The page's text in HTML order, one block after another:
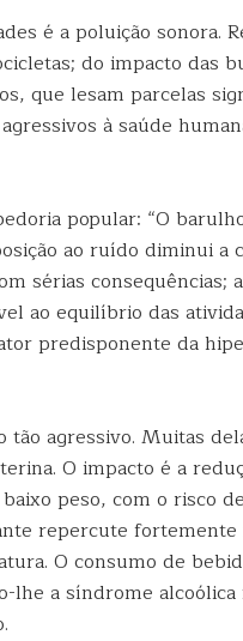
é a poluição sonora.
do impacto das
que lesam parcelas
à saúde
popular: “O
ao ruído diminui a
sérias consequências;
ao equilíbrio das
predisponente da
tão agressivo. Muitas
O impacto é a
peso, com o risco
repercute fortemente
O consumo de
lhe a síndrome